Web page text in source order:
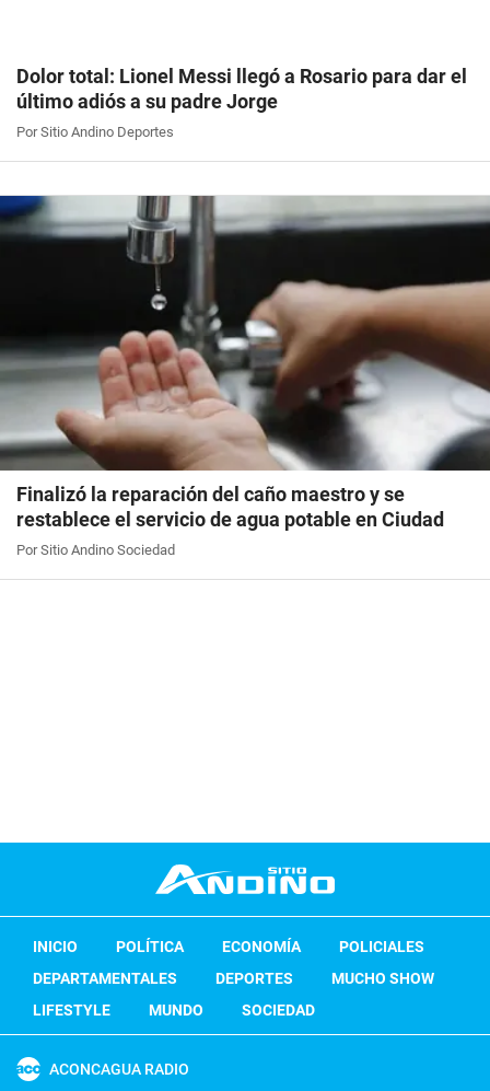
Dolor total: Lionel Messi llegó a Rosario para dar el
último adiós a su padre Jorge
Por Sitio Andino Deportes
Finalizó la reparación del caño maestro y se
restablece el servicio de agua potable en Ciudad
Por Sitio Andino Sociedad
INICIO POLÍTICA ECONOMÍA
POLICIALES
DEPARTAMENTALES
DEPORTES
MUCHO SHOW
LIFESTYLE
MUNDO SOCIEDAD
ACONCAGUA RADIO